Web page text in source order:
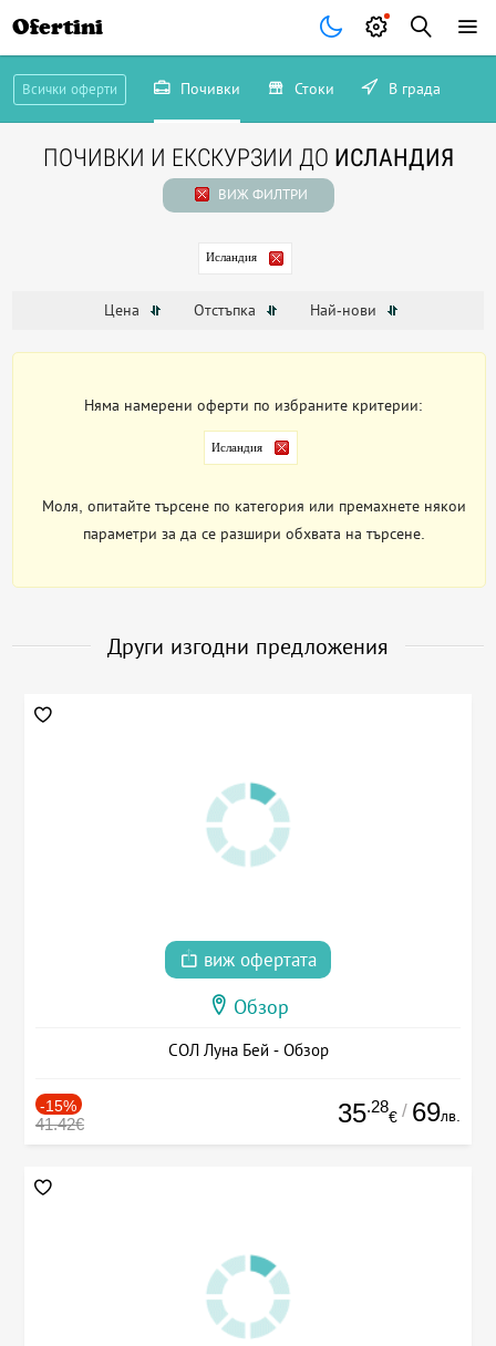
Ofertini
Всички оферти Почивки Стоки В града
ПОЧИВКИ И ЕКСКУРЗИИ ДО ИСЛАНДИЯ
ВИЖ ФИЛТРИ
Исландия
Цена Отстъпка Най-нови
Няма намерени оферти по избраните критерии:
Исландия
Моля, опитайте търсене по категория или премахнете някои
параметри за да се разшири обхвата на търсене.
Други изгодни предложения
виж офертата
Обзор
СОЛ Луна Бей - Обзор
-15%
41.42€ 35.28
€ / 69лв.